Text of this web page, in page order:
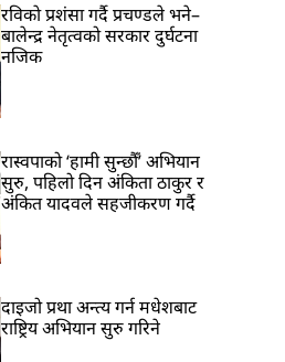
रविकाे प्रशंसा गर्दै प्रचण्डले भने–
बालेन्द्र नेतृत्वको सरकार दुर्घटना
नजिक
रास्वपाको ‘हामी सुन्छौँ’ अभियान
सुरु, पहिलो दिन अंकिता ठाकुर र
अंकित यादवले सहजीकरण गर्दै
दाइजो प्रथा अन्त्य गर्न मधेशबाट
राष्ट्रिय अभियान सुरु गरिने